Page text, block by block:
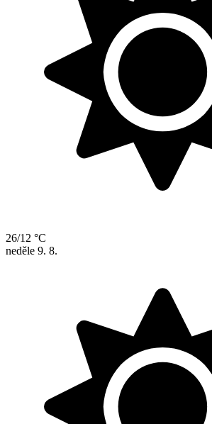
26/12 °C
neděle 9. 8.